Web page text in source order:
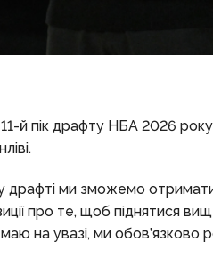
й пік драфту НБА 2026 року
драфті ми зможемо
про те, щоб піднятися
на увазі, ми обов’язково